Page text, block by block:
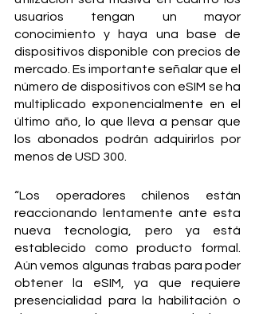
usuarios tengan un mayor
conocimiento y haya una base de
dispositivos disponible con precios de
mercado. Es importante señalar que el
número de dispositivos con eSIM se ha
multiplicado exponencialmente en el
último año, lo que lleva a pensar que
los abonados podrán adquirirlos por
menos de USD 300.
“Los operadores chilenos están
reaccionando lentamente ante esta
nueva tecnología, pero ya está
establecido como producto formal.
Aún vemos algunas trabas para poder
obtener la eSIM, ya que requiere
presencialidad para la habilitación o